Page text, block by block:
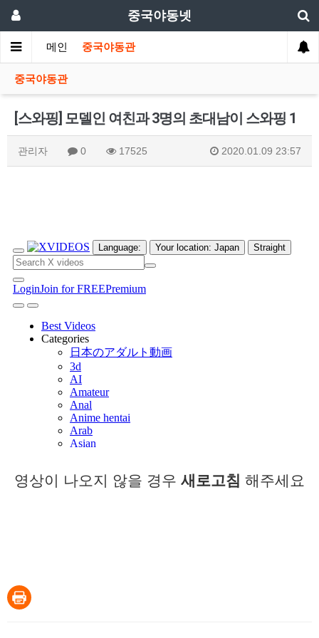
중국야동넷
메인 중국야동관
중국야동관
[스와핑] 모델인 여친과 3명의 초대남이 스와핑 1
관리자 0 17525 2020.01.09 23:57
영상이 나오지 않을 경우 새로고침 해주세요